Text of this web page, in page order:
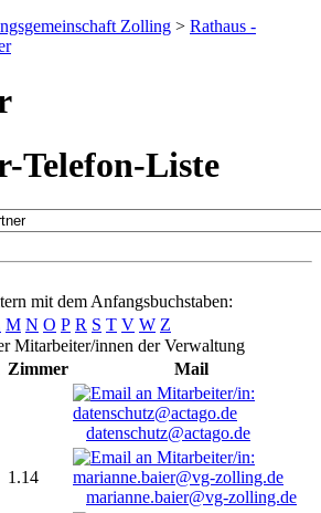
Zolling > Rathaus -
Telefon-Liste
mit dem Anfangsbuchstaben:
M N O P R S T V W Z
Mitarbeiter/innen der Verwaltung
Zimmer
Mail
datenschutz@actago.de
1.14
marianne.baier@vg-zolling.de